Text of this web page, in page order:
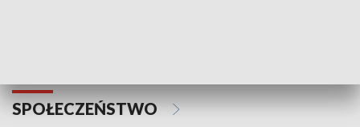
SPOŁECZEŃSTWO